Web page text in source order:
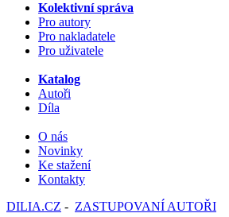
Kolektivní správa
Pro autory
Pro nakladatele
Pro uživatele
Katalog
Autoři
Díla
O nás
Novinky
Ke stažení
Kontakty
DILIA.CZ - ZASTUPOVANÍ AUTOŘI